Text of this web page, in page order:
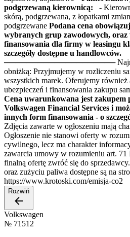
podgrzewaną kierownicą: -
skórą, podgrzewana, z łopatkami
podgrzewane Podana cena
wybranych grup zawodowych,
finansowania dla firmy w leasingu
szczegóły dostępne u handlowców.
────────────────────
obniżką: Przyjmujemy w rozliczeniu
wszystkich marek. Oferujemy również
ubezpieczeń i finansowania zakupu
Cena uwarunkowana jest zakupem
Volkswagen Financial Services i
innych form finansowania - o
Zdjęcia zawarte w ogłoszeniu mają
Ogłoszenie nie stanowi oferty w
cywilnego, lecz ma charakter
zawarcia umowy w rozumieniu art.
finalną ofertę zwróć się do
oraz zużyciu paliwa dostępne są na
https://www.krotoski.com/emisja-co2
Rozwiń
Volkswagen
№ 71512